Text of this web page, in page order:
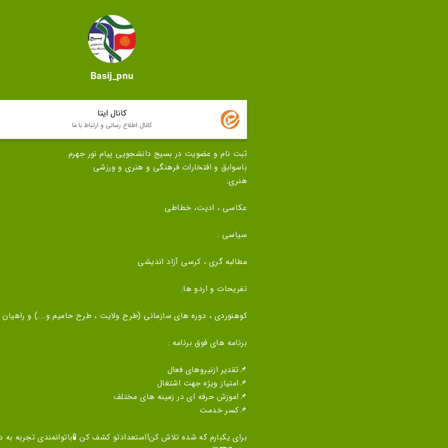
Basij_pnu
کانال ایتا
کانال اطلاع رسانی و ارتباط با ما
ثبت نام و عضویت در بسیج دانشجویی پیام نور جهرم
باسوابق و افتخارات فرهنگی و هنری و ورزشی
هنری:
عکاسی ، ادیت، خطاطی
سیاسی :
مطالبه گری ، کرسی آزاد اندیشی
تفریحات و اردو ها:
کوهنوردی ، دوره های سازمانی (طرح ولایت ، طرح حامیم و...) و راهیان
برنامه های فوق برنامه :
📌تقدیر ازنیروهای فعال
📌امتیاز ویژه جهت اشتغال
📌اموزش حرفه ای در زمینه های مختلف
📌کسر خدمت
برای یکبارم که شده تلاش کن!استعدادتو کشف کن 🧪باتوانمندی تجربه